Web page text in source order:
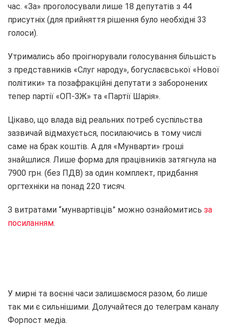
час. «За» проголосували лише 18 депутатів з 44
присутніх (для прийняття рішення було необхідні 33
голоси).
Утримались або проігнорували голосування більшість
з представників «Слуг народу», богуслаєвської «Нової
політики» та позафракційні депутати з заборонених
тепер партії «ОП-ЗЖ» та «Партії Шарія».
Цікаво, що влада від реальних потреб суспільства
зазвичай відмахується, посилаючись в тому числі
саме на брак коштів. А для «Мунварти» гроші
знайшлися. Лише форма для працівників затягнула на
7900 грн. (без ПДВ) за один комплект, придбання
оргтехніки на понад 220 тисяч.
З витратами “мунвартівців” можно ознайомитись за
посиланням.
У мирні та воєнні часи залишаємося разом, бо лише
так ми є сильнішими. Долучайтеся до телеграм каналу
Форпост медіа.